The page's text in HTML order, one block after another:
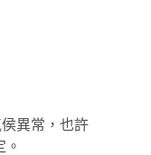
異常，也許